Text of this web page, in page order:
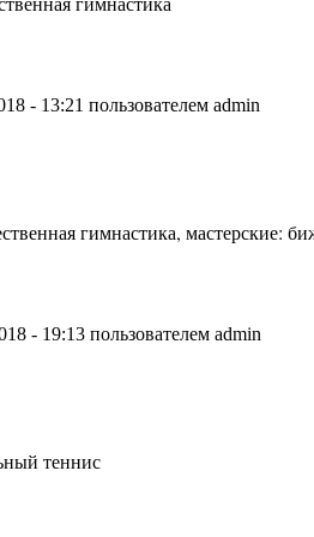
- 13:21 пользователем admin
гимнастика, мастерские:
- 19:13 пользователем admin
теннис